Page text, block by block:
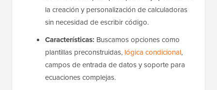
la creación y personalización de calculadoras
sin necesidad de escribir código.
Características: Buscamos opciones como
plantillas preconstruidas, lógica condicional,
campos de entrada de datos y soporte para
ecuaciones complejas.